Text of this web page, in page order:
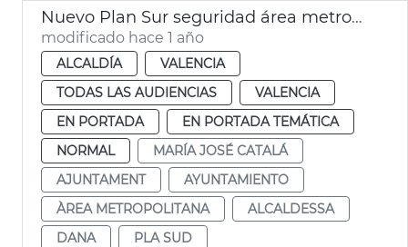
Nuevo Plan Sur seguridad área metropolitana València
modificado hace 1 año
ALCALDÍA
VALENCIA
TODAS LAS AUDIENCIAS
VALENCIA
EN PORTADA
EN PORTADA TEMÁTICA
NORMAL
MARÍA JOSÉ CATALÁ
AJUNTAMENT
AYUNTAMIENTO
ÀREA METROPOLITANA
ALCALDESSA
DANA
PLA SUD